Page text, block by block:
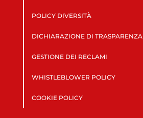
POLICY DIVERSITÀ
DICHIARAZIONE DI TRASPARENZA
GESTIONE DEI RECLAMI
WHISTLEBLOWER POLICY
COOKIE POLICY